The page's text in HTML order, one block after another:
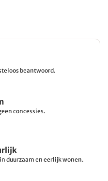
beantwoord.
concessies.
duurzaam en eerlijk wonen.